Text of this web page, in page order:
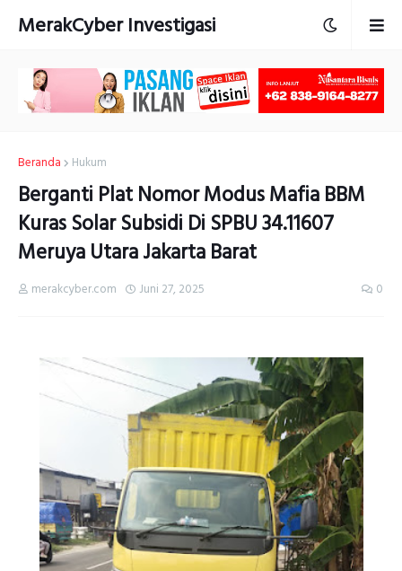
MerakCyber Investigasi
Beranda Hukum
Berganti Plat Nomor Modus Mafia BBM
Kuras Solar Subsidi Di SPBU 34.11607
Meruya Utara Jakarta Barat
merakcyber.com Juni 27, 2025 0